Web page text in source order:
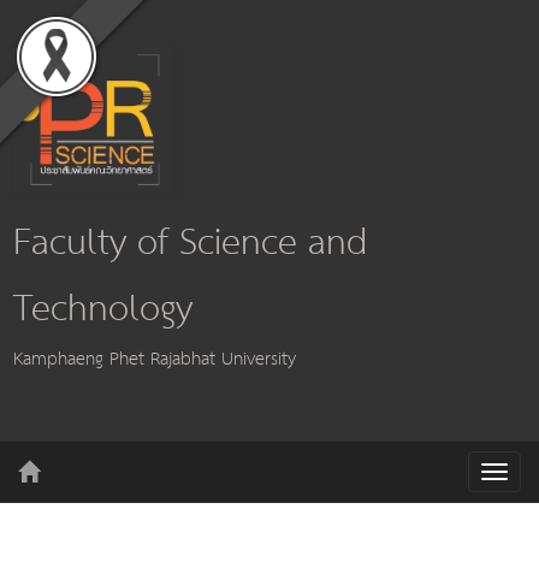
Faculty of Science and
Technology
Kamphaeng Phet Rajabhat University
T
o